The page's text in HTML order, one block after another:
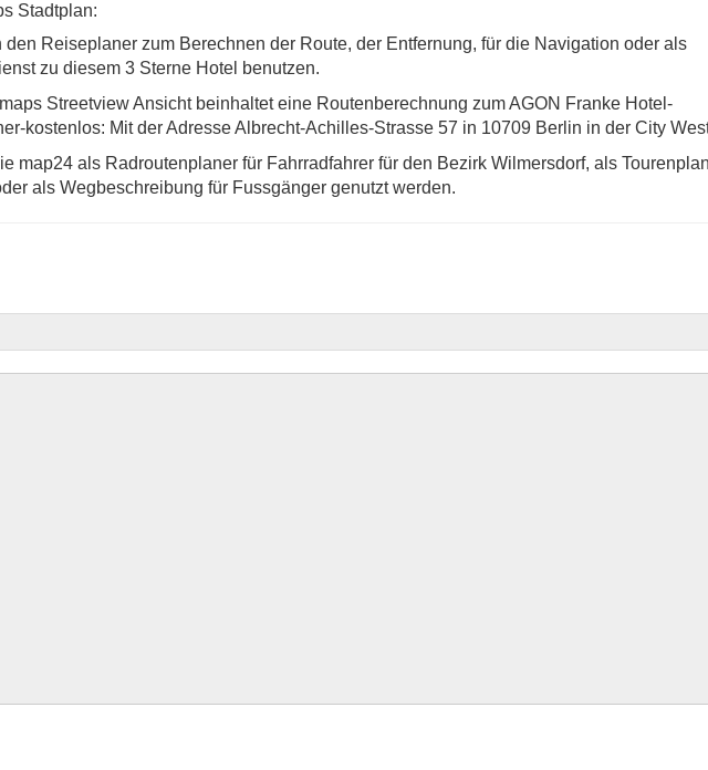
Stadtplan:
den Reiseplaner zum Berechnen der Route, der Entfernung, für die Navigation oder als
zu diesem 3 Sterne Hotel benutzen.
Streetview Ansicht beinhaltet eine Routenberechnung zum AGON Franke Hotel-
kostenlos: Mit der Adresse Albrecht-Achilles-Strasse 57 in 10709 Berlin in der City
map24 als Radroutenplaner für Fahrradfahrer für den Bezirk Wilmersdorf, als
als Wegbeschreibung für Fussgänger genutzt werden.